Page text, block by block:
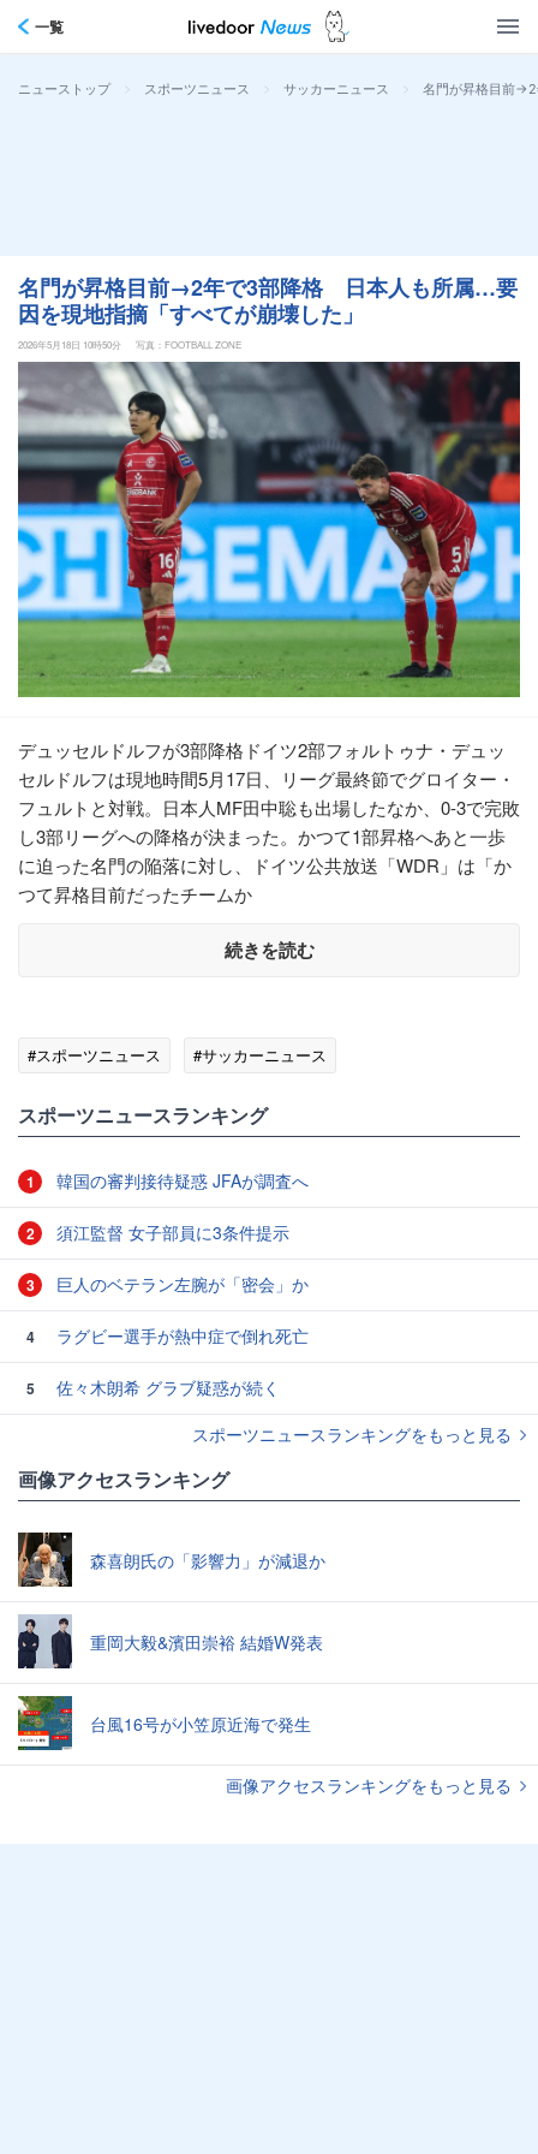
一覧
ニューストップ > スポーツニュース > サッカーニュース > 名門が昇格目前
名門が昇格目前→2年で3部降格 日本人も所属…要
因を現地指摘「すべてが崩壊した」
2026年5月18日 10時50分 写真：FOOTBALL ZONE
デュッセルドルフが3部降格ドイツ2部フォルトゥナ・デュッ
セルドルフは現地時間5月17日、リーグ最終節でグロイター・
フュルトと対戦。日本人MF田中聡も出場したなか、0-3で完敗
し3部リーグへの降格が決まった。かつて1部昇格へあと一歩
に迫った名門の陥落に対し、ドイツ公共放送「WDR」は「か
つて昇格目前だったチームか
続きを読む
#スポーツニュース #サッカーニュース
スポーツニュースランキング
1 韓国の審判接待疑惑 JFAが調査へ
2 須江監督 女子部員に3条件提示
3 巨人のベテラン左腕が「密会」か
4 ラグビー選手が熱中症で倒れ死亡
5
佐々木朗希 グラブ疑惑が続く
スポーツニュースランキングをもっと見る
画像アクセスランキング
森喜朗氏の「影響力」が減退か
重岡大毅&濱田崇裕 結婚W発表
台風16号が小笠原近海で発生
画像アクセスランキングをもっと見る